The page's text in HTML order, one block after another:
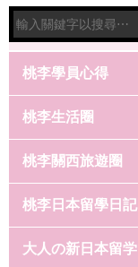
桃李學員心得
桃李生活圈
桃李關西旅遊圈
桃李日本留學日記
大人の新日本留学